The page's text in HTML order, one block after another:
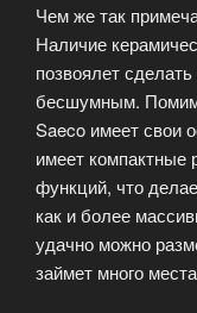
Чем же так
Наличие
позвоялет
бесшумным.
Saeco имеет свои
имеет
функций, что
как и более
удачно можно
займет много